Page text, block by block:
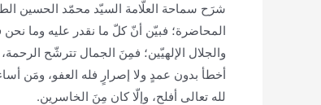
شرَح سماحة العلّامة السيّد محمّد الحسين
المحاضرة؛ فبيّن أنّ كلّ ما نقدر عليه وما
والجلال الإلهيّين؛ فمِنَ الجمال تترشّح
أخطأ بدون عمدٍ ولا إصرارٍ فله العفو، ومَن
لله تعالى أفلح، وإلّا كان مِنَ الخاسرين.